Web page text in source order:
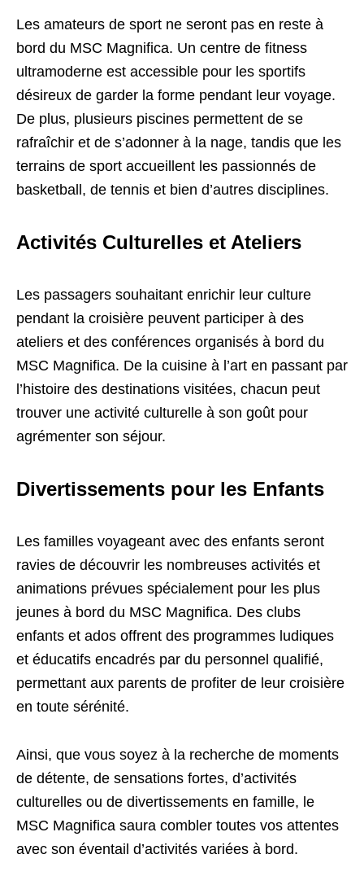
Les amateurs de sport ne seront pas en reste à
bord du MSC Magnifica. Un centre de fitness
ultramoderne est accessible pour les sportifs
désireux de garder la forme pendant leur voyage.
De plus, plusieurs piscines permettent de se
rafraîchir et de s’adonner à la nage, tandis que les
terrains de sport accueillent les passionnés de
basketball, de tennis et bien d’autres disciplines.
Activités Culturelles et Ateliers
Les passagers souhaitant enrichir leur culture
pendant la croisière peuvent participer à des
ateliers et des conférences organisés à bord du
MSC Magnifica. De la cuisine à l’art en passant par
l’histoire des destinations visitées, chacun peut
trouver une activité culturelle à son goût pour
agrémenter son séjour.
Divertissements pour les Enfants
Les familles voyageant avec des enfants seront
ravies de découvrir les nombreuses activités et
animations prévues spécialement pour les plus
jeunes à bord du MSC Magnifica. Des clubs
enfants et ados offrent des programmes ludiques
et éducatifs encadrés par du personnel qualifié,
permettant aux parents de profiter de leur croisière
en toute sérénité.
Ainsi, que vous soyez à la recherche de moments
de détente, de sensations fortes, d’activités
culturelles ou de divertissements en famille, le
MSC Magnifica saura combler toutes vos attentes
avec son éventail d’activités variées à bord.